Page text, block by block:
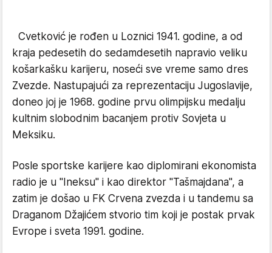
Cvetković je rođen u Loznici 1941. godine, a od
kraja pedesetih do sedamdesetih napravio veliku
košarkašku karijeru, noseći sve vreme samo dres
Zvezde. Nastupajući za reprezentaciju Jugoslavije,
doneo joj je 1968. godine prvu olimpijsku medalju
kultnim slobodnim bacanjem protiv Sovjeta u
Meksiku.
Posle sportske karijere kao diplomirani ekonomista
radio je u "Ineksu" i kao direktor "Tašmajdana", a
zatim je došao u FK Crvena zvezda i u tandemu sa
Draganom Džajićem stvorio tim koji je postak prvak
Evrope i sveta 1991. godine.